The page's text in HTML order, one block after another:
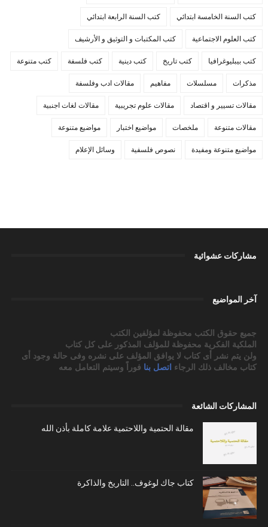
كتب السنة الخامسة ابتدائي كتب السنة الرابعة ابتدائي
كتب العلوم الاجتماعية كتب المكتبات و التوثيق و الأرشيف
كتب بيبليوغرافيا كتب تاريخ كتب دينية كتب فلسفة كتب متنوعة
مذكرات مسلسلات مفاهيم مقالات ادب وفلسفة
مقالات تسيير و اقتصاد مقالات علوم تجريبية مقالات لغات اجنبية
مقالات متنوعة ملخصات مواضيع اختبار مواضيع متنوعة
مواضيع متنوعة ومفيدة نصوص فلسفية وسائل الإعلام
مشاركات عشوائية
آخر المواضيع
جميع حقوق الكتب محفوظة لمؤلفين الكتب
الملكية الفكرية محفوظة للمؤلف المذكور على كل كتاب
ولن يتم نشر أى كتاب لا يوافق المؤلف على نشره وفى حالة وجود أى
كتاب مخالف ذلك الرجاء اتصل بنا فوراً وسيتم التعامل معه
المشاركات الشائعة
مقالة الحتمية واللاحتمية علامة كاملة بأذن الله
كتاب جاك لوغوف.. التاريخ والذاكرة